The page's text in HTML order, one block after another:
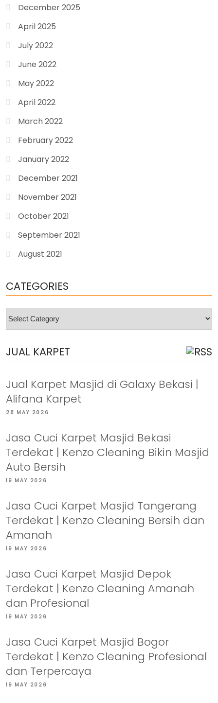
December 2025
April 2025
July 2022
June 2022
May 2022
April 2022
March 2022
February 2022
January 2022
December 2021
November 2021
October 2021
September 2021
August 2021
CATEGORIES
Categories
JUAL KARPET
Jual Karpet Masjid di Galaxy Bekasi |
Alifana Karpet
28 MAY 2026
Jasa Cuci Karpet Masjid Bekasi
Terdekat | Kenzo Cleaning Bikin Masjid
Auto Bersih
19 MAY 2026
Jasa Cuci Karpet Masjid Tangerang
Terdekat | Kenzo Cleaning Bersih dan
Amanah
19 MAY 2026
Jasa Cuci Karpet Masjid Depok
Terdekat | Kenzo Cleaning Amanah
dan Profesional
19 MAY 2026
Jasa Cuci Karpet Masjid Bogor
Terdekat | Kenzo Cleaning Profesional
dan Terpercaya
19 MAY 2026